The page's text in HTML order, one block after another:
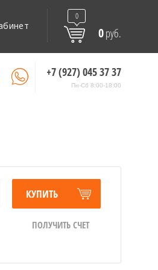
0
0руб.
+7 (927) 045 37 37
Пн-Сб 8:00-18:00
КУПИТЬ
ПОЛУЧИТЬ СЧЕТ